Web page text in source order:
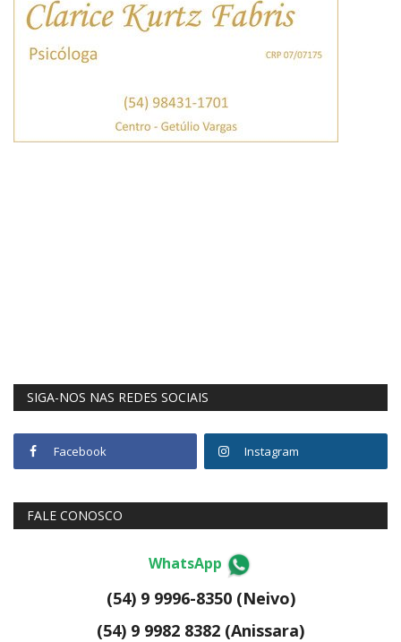
SIGA-NOS NAS REDES SOCIAIS
Facebook Instagram
FALE CONOSCO
WhatsApp
(54) 9 9996-8350 (Neivo)
(54) 9 9982 8382 (Anissara)